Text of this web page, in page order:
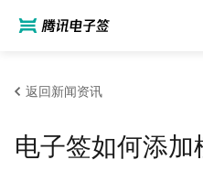
返回新闻资讯
电子签如何添加